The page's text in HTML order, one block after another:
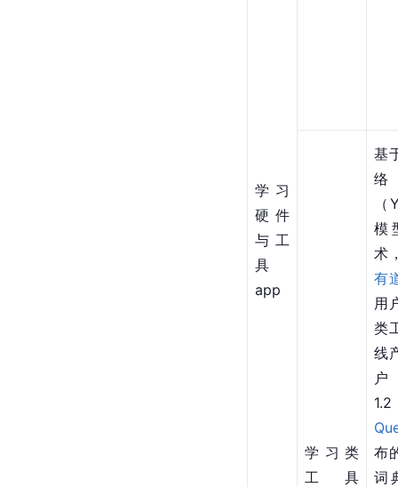
学习
硬件
与工
具
app
学习类
工具
基
模
术
有
用
类
线
户
布
词